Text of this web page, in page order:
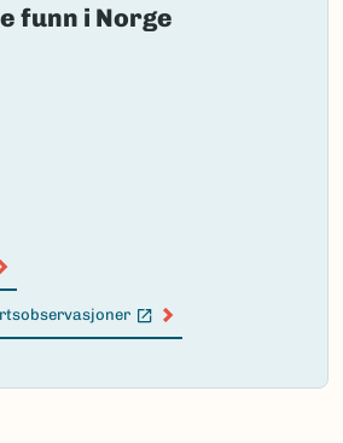
funn i Norge